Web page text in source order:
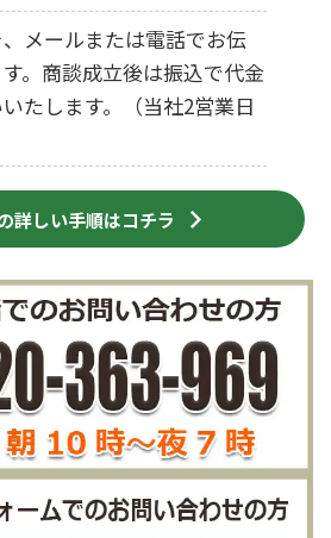
メールまたは電話でお伝
。商談成立後は振込で代金
たします。（当社2営業日
詳しい手順はコチラ